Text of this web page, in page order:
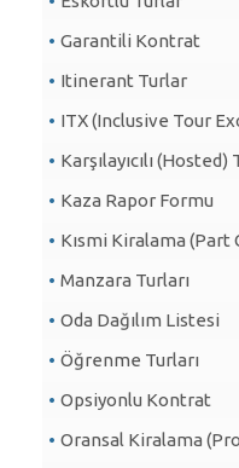
Garantili Kontrat
Itinerant Turlar
ITX (Inclusive Tour
Karşılayıcılı (Hosted)
Kaza Rapor Formu
Kısmi Kiralama (Part
Manzara Turları
Oda Dağılım Listesi
Öğrenme Turları
Opsiyonlu Kontrat
Oransal Kiralama